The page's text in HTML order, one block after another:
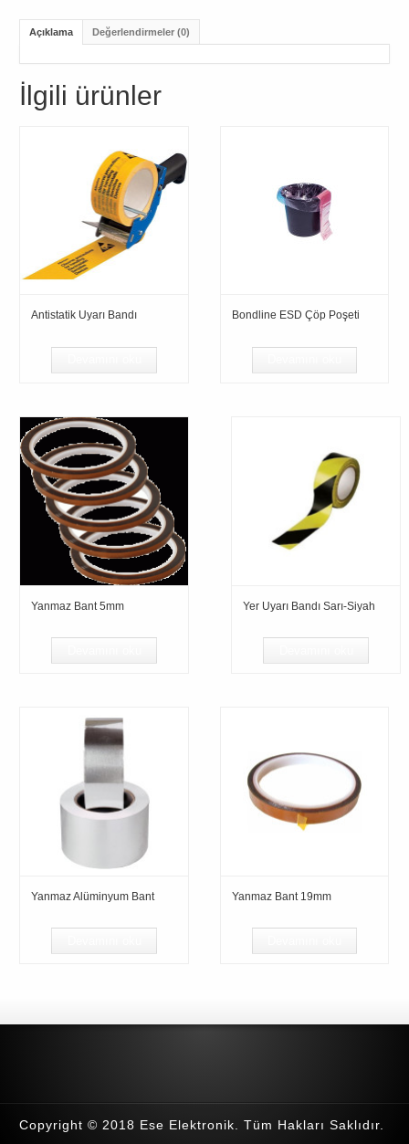
Açıklama Değerlendirmeler (0)
İlgili ürünler
Antistatik Uyarı Bandı Bondline ESD Çöp Poşeti
Yanmaz Bant 5mm Yer Uyarı Bandı Sarı-Siyah
Yanmaz Alüminyum Bant Yanmaz Bant 19mm
Copyright © 2018 Ese Elektronik. Tüm Hakları Saklıdır.